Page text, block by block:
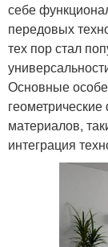
себе
передовых
тех пор стал
Основные
материалов,
интеграция